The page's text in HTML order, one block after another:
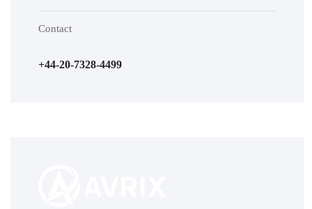
Contact
+44-20-7328-4499